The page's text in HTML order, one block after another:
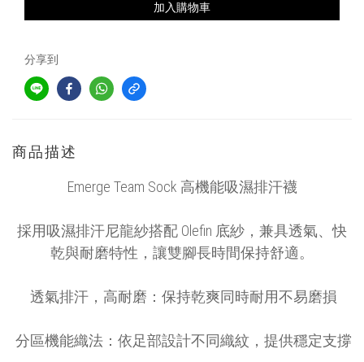
加入購物車
分享到
商品描述
Emerge Team Sock 高機能吸濕排汗襪
採用吸濕排汗尼龍紗搭配 Olefin 底紗，兼具透氣、快
乾與耐磨特性，讓雙腳長時間保持舒適。
透氣排汗，高耐磨：保持乾爽同時耐用不易磨損
分區機能織法：依足部設計不同織紋，提供穩定支撐